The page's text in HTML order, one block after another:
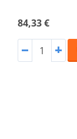
84,33 €